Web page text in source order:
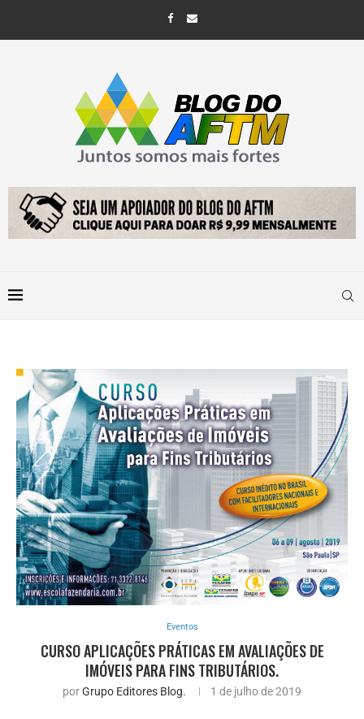
Eventos
CURSO APLICAÇÕES PRÁTICAS EM AVALIAÇÕES DE
IMÓVEIS PARA FINS TRIBUTÁRIOS.
porGrupo Editores Blog. 1 de julho de 2019